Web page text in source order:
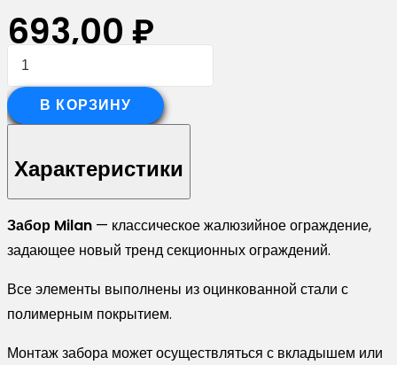
693,00 ₽
Количество
Стойка
жалюзи
0,45
Drap
TX
RAL
3005
(2,5м)
В КОРЗИНУ
Характеристики
Забор Milan — классическое жалюзийное ограждение,
задающее новый тренд секционных ограждений.
Все элементы выполнены из оцинкованной стали с
полимерным покрытием.
Монтаж забора может осуществляться с вкладышем или